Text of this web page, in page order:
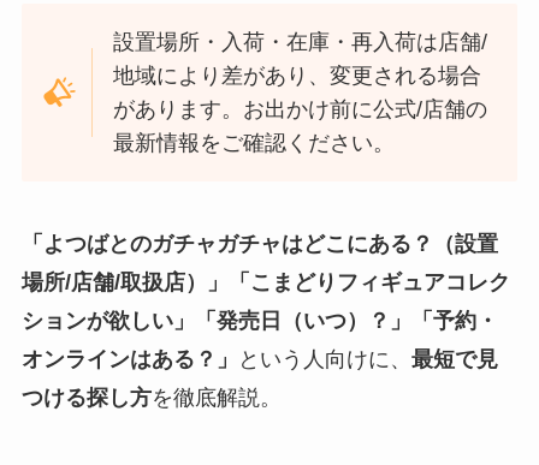
設置場所・入荷・在庫・再入荷は店舗/
地域により差があり、変更される場合
があります。お出かけ前に公式/店舗の
最新情報をご確認ください。
「よつばとのガチャガチャはどこにある？（設置
場所/店舗/取扱店）」「こまどりフィギュアコレク
ションが欲しい」「発売日（いつ）？」「予約・
オンラインはある？」
という人向けに、 最短で見
つける探し方を徹底解説。